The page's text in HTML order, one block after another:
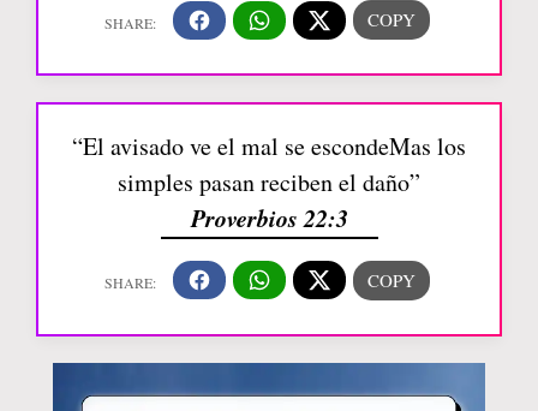
“El avisado ve el mal se escondeMas los
simples pasan reciben el daño”
Proverbios 22:3